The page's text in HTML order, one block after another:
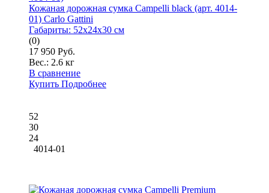
Кожаная дорожная сумка Campelli black (арт. 4014-
01) Carlo Gattini
Габариты: 52x24x30 см
(0)
17 950 Руб.
Вес.: 2.6 кг
В сравнение
Купить Подробнее
52
30
24
4014-01